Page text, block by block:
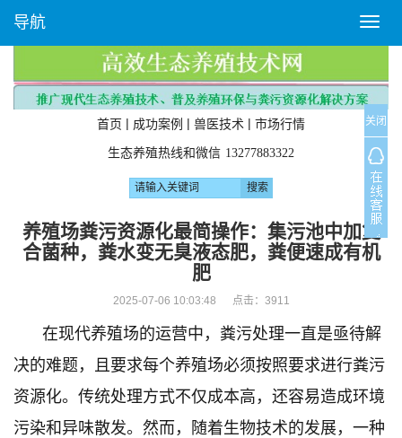
T
o
g
l
e
n
a
v
i
g
a
t
导航
首页 | 成功案例 | 兽医技术 | 市场行情
生态养殖热线和微信 13277883322
养殖场粪污资源化最简操作：集污池中加复
合菌种，粪水变无臭液态肥，粪便速成有机
肥
2025-07-06 10:03:48 点击： 3911
在现代养殖场的运营中，粪污处理一直是亟待解
决的难题，且要求每个养殖场必须按照要求进行粪污
资源化。传统处理方式不仅成本高，还容易造成环境
污染和异味散发。然而，随着生物技术的发展，一种
关闭